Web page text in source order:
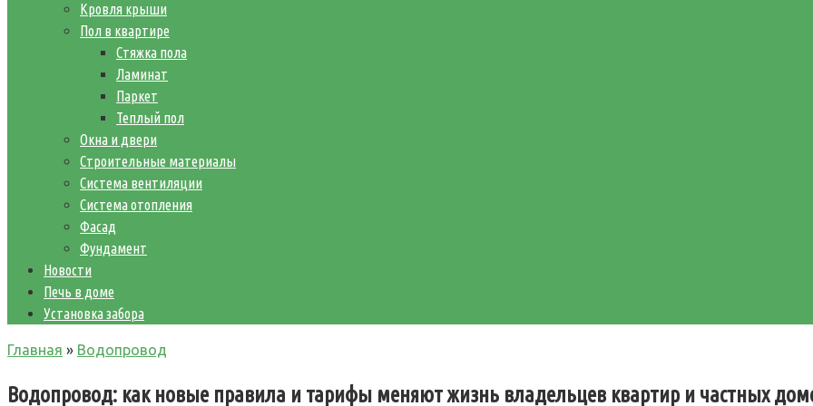
Кровля крыши
Пол в квартире
Стяжка пола
Ламинат
Паркет
Теплый пол
Окна и двери
Строительные материалы
Система вентиляции
Система отопления
Фасад
Фундамент
Новости
Печь в доме
Установка забора
Главная » Водопровод
Водопровод: как новые правила и тарифы меняют жизнь владельцев квартир и частных